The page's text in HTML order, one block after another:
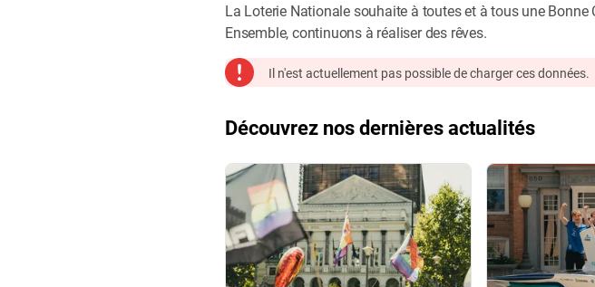
La Loterie Nationale souhaite à toutes et à tous une
Ensemble, continuons à réaliser des rêves.
Il n'est actuellement pas possible de charger ces données.
Découvrez nos dernières actualités